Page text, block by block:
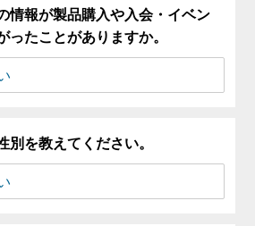
情報が製品購入や入会・イベン
ったことがありますか。
別を教えてください。